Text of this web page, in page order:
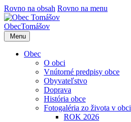
Rovno na obsah Rovno na menu
ObecTomášov
Menu
Obec
O obci
Vnútorné predpisy obce
Obyvateľstvo
Doprava
História obce
Fotogaléria zo života v obci
ROK 2026